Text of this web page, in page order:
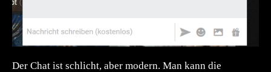
Der Chat ist schlicht, aber modern. Man kann die